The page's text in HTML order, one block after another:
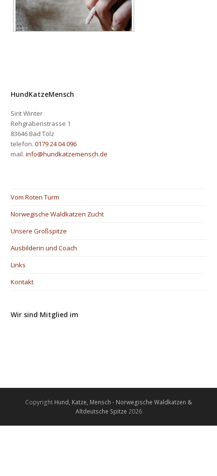
HundKatzeMensch
Sirit Winter
Rehgrabenstrasse 1
83646 Bad Tölz
telefon.0179 24 04 096
mail.info@hundkatzemensch.de
Vom Roten Turm
Norwegische Waldkatzen Zucht
Unsere Großspitze
Ausbilderin und Coach
Links
Kontakt
Wir sind Mitglied im
Copyright Hund, Katze, Mensch - Norwegische Waldkatzen &
Altdeutsche Spitze 2026